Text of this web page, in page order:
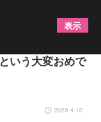
り』開幕レポ
いう大変おめで
2026.4.10
表示